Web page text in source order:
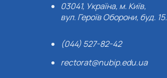
03041, Україна, м. Київ,
вул. Героїв Оборони, буд. 15.
(044) 527-82-42
rectorat@nubip.edu.ua